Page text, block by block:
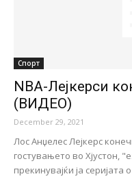
Спорт
NBA-Лејкерси
(ВИДЕО)
December 29, 2021
Лос Анџелес Лејкерс
гостувањето во Хјустон,
прекинувајќи ја